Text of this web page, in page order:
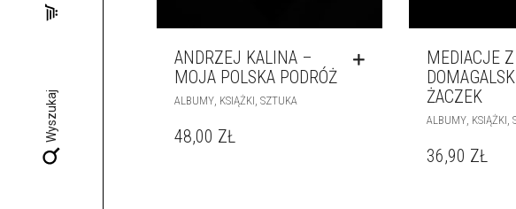
Wyszukaj
ANDRZEJ KALINA –
MOJA POLSKA PODRÓŻ
ALBUMY, KSIĄŻKI, SZTUKA
48,00 ZŁ
MEDIACJE
ŻACZEK
ALBUMY, KSIĄŻKI,
36,90 ZŁ